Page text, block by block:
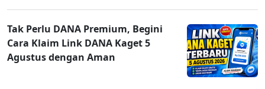
Tak Perlu DANA Premium, Begini
Cara Klaim Link DANA Kaget 5
Agustus dengan Aman